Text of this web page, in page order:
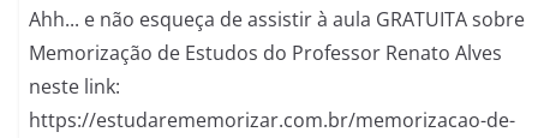
Ahh... e não esqueça de assistir à aula GRATUITA sobre
Memorização de Estudos do Professor Renato Alves
neste link:
https://estudarememorizar.com.br/memorizacao-de-